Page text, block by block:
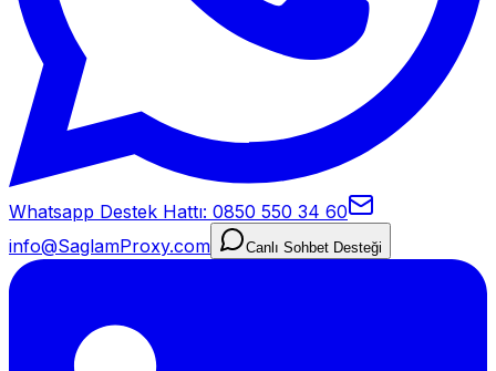
Whatsapp Destek Hattı: 0850 550 34 60
info@SaglamProxy.com
Canlı Sohbet Desteği